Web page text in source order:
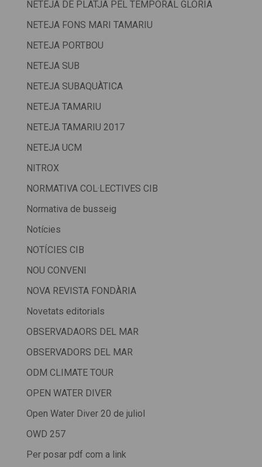
NETEJA DE PLATJA PEL TEMPORAL GLORIA
NETEJA FONS MARI TAMARIU
NETEJA PORTBOU
NETEJA SUB
NETEJA SUBAQUÀTICA
NETEJA TAMARIU
NETEJA TAMARIU 2017
NETEJA UCM
NITROX
NORMATIVA COL·LECTIVES CIB
Normativa de busseig
Notícies
NOTÍCIES CIB
NOU CONVENI
NOVA REVISTA FONDÀRIA
Novetats editorials
OBSERVADAORS DEL MAR
OBSERVADORS DEL MAR
ODM CLIMATE TOUR
OPEN WATER DIVER
Open Water Diver 20 de juliol
OWD 257
Per posar pdf com a link